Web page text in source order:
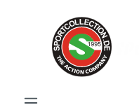
Zum Hauptinhalt springen